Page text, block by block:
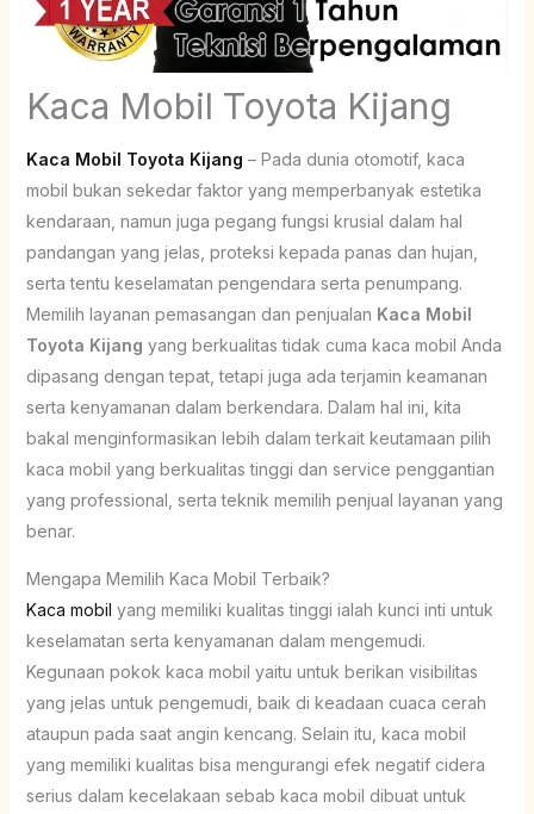
Kaca Mobil Toyota Kijang
Kaca Mobil Toyota Kijang – Pada dunia otomotif, kaca
mobil bukan sekedar faktor yang memperbanyak estetika
kendaraan, namun juga pegang fungsi krusial dalam hal
pandangan yang jelas, proteksi kepada panas dan hujan,
serta tentu keselamatan pengendara serta penumpang.
Memilih layanan pemasangan dan penjualan Kaca Mobil
Toyota Kijang yang berkualitas tidak cuma kaca mobil Anda
dipasang dengan tepat, tetapi juga ada terjamin keamanan
serta kenyamanan dalam berkendara. Dalam hal ini, kita
bakal menginformasikan lebih dalam terkait keutamaan pilih
kaca mobil yang berkualitas tinggi dan service penggantian
yang professional, serta teknik memilih penjual layanan yang
benar.
Mengapa Memilih Kaca Mobil Terbaik?
Kaca mobil yang memiliki kualitas tinggi ialah kunci inti untuk
keselamatan serta kenyamanan dalam mengemudi.
Kegunaan pokok kaca mobil yaitu untuk berikan visibilitas
yang jelas untuk pengemudi, baik di keadaan cuaca cerah
ataupun pada saat angin kencang. Selain itu, kaca mobil
yang memiliki kualitas bisa mengurangi efek negatif cidera
serius dalam kecelakaan sebab kaca mobil dibuat untuk